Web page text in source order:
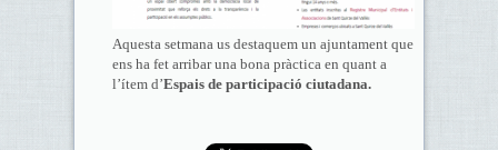
Aquesta setmana us destaquem un ajuntament que
ens ha fet arribar una bona pràctica en quant a
l’ítem d’Espais de participació ciutadana.